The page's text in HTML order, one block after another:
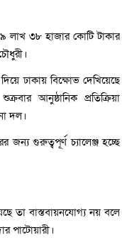
লাখ ৩৮ হাজার কোটি টাকার
ঢাকায় বিক্ষোভ দেখিয়েছে
আনুষ্ঠানিক প্রতিক্রিয়া
দল।
জন্য গুরুত্বপূর্ণ চ্যালেঞ্জ হচ্ছে
তা বাস্তবায়নযোগ্য নয় বলে
পাটোয়ারী।